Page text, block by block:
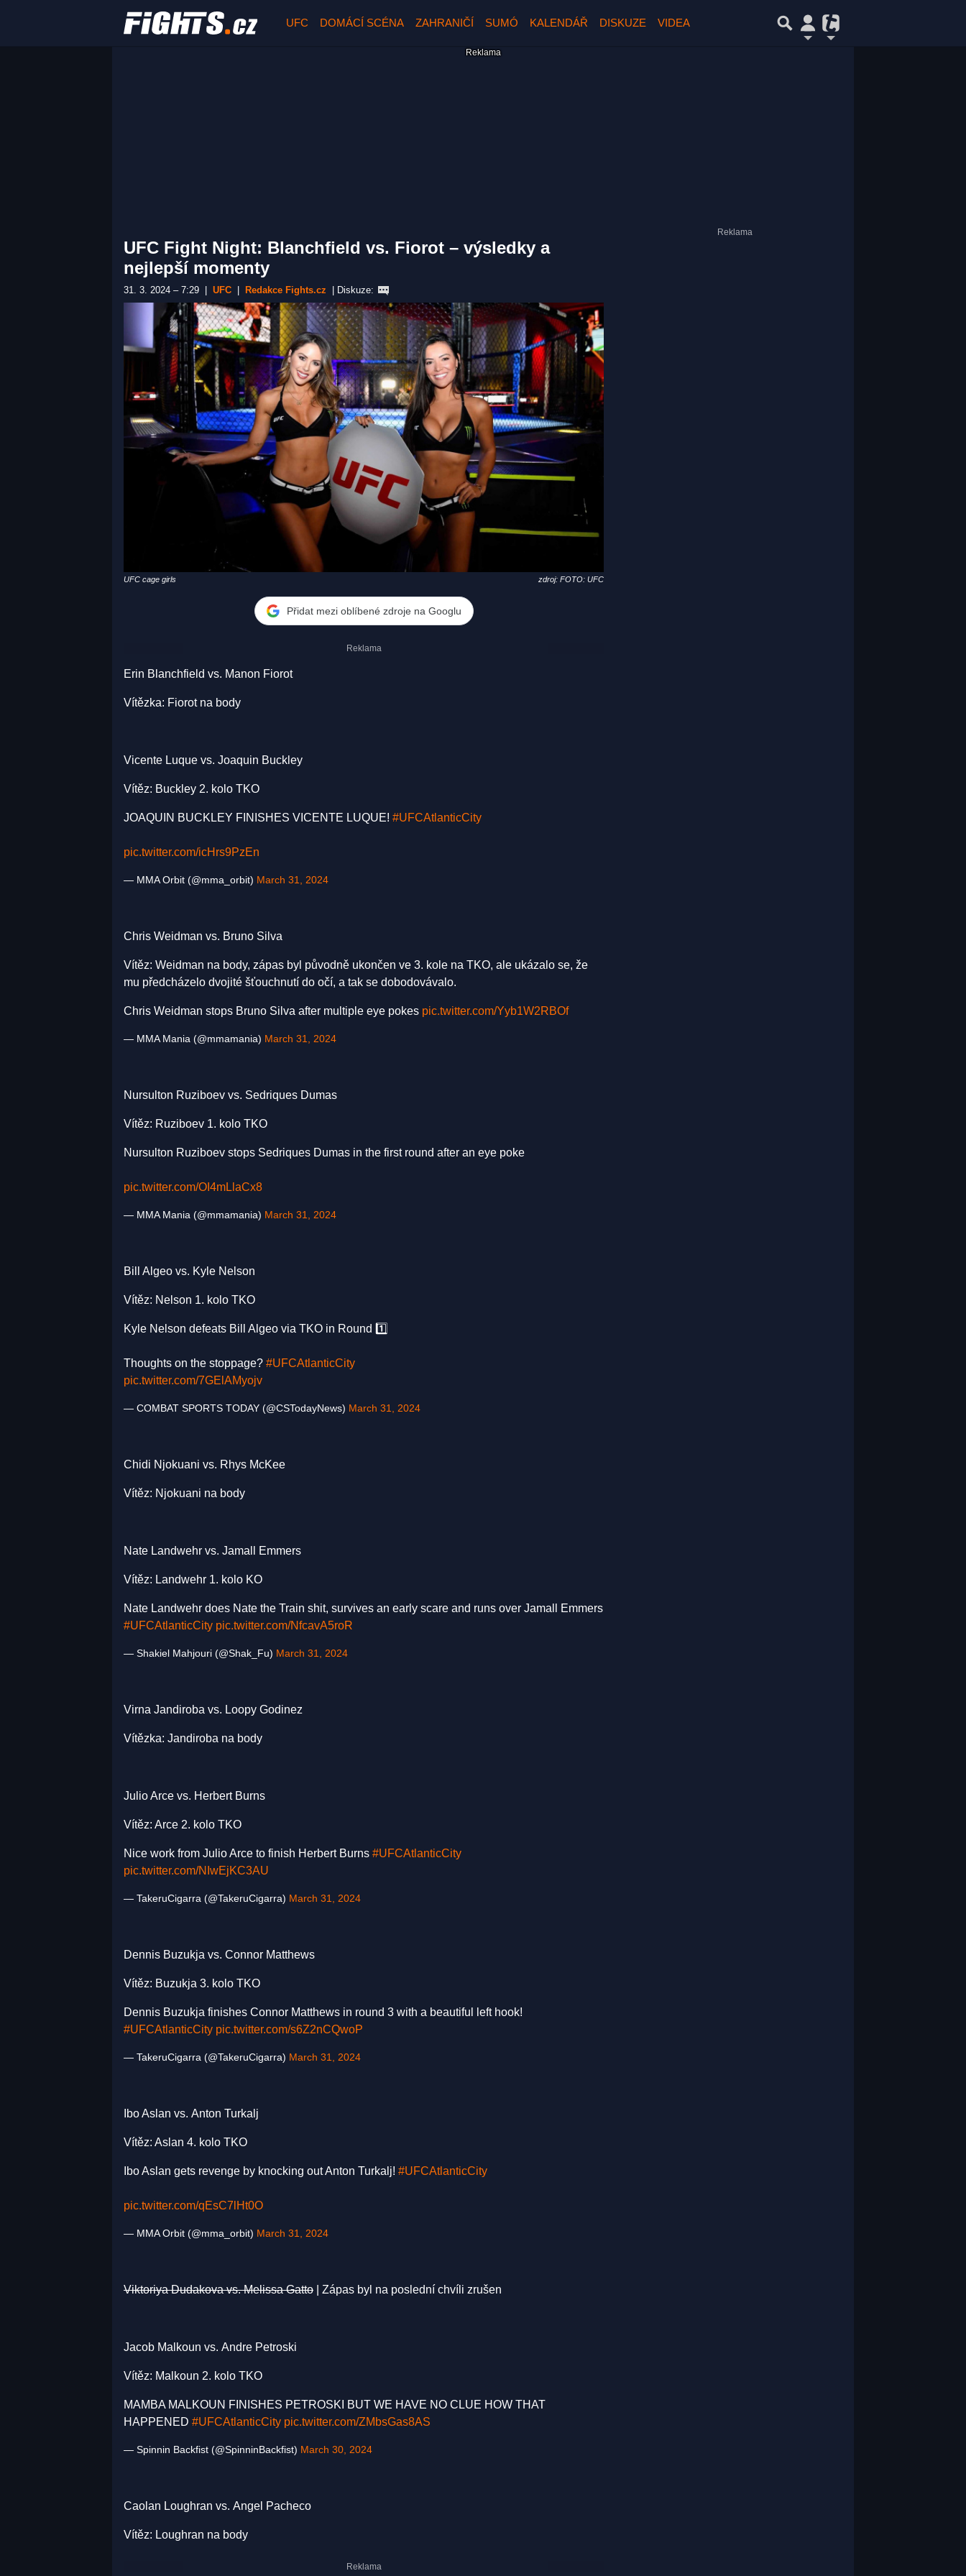
UFC DOMÁCÍ SCÉNA ZAHRANIČÍ SUMÓ KALENDÁŘ DISKUZE VIDEA
UFC Fight Night: Blanchfield vs. Fiorot – výsledky a
nejlepší momenty
31. 3. 2024 – 7:29 UFC Redakce Fights.cz Diskuze:
UFC cage girls zdroj: FOTO: UFC
Přidat mezi oblíbené zdroje na Googlu
Erin Blanchfield vs. Manon Fiorot
Vítězka: Fiorot na body
Vicente Luque vs. Joaquin Buckley
Vítěz: Buckley 2. kolo TKO
JOAQUIN BUCKLEY FINISHES VICENTE LUQUE! #UFCAtlanticCity
pic.twitter.com/icHrs9PzEn
— MMA Orbit (@mma_orbit) March 31, 2024
Chris Weidman vs. Bruno Silva
Vítěz: Weidman na body, zápas byl původně ukončen ve 3. kole na TKO, ale ukázalo se, že
mu předcházelo dvojité šťouchnutí do očí, a tak se dobodovávalo.
Chris Weidman stops Bruno Silva after multiple eye pokes pic.twitter.com/Yyb1W2RBOf
— MMA Mania (@mmamania) March 31, 2024
Nursulton Ruziboev vs. Sedriques Dumas
Vítěz: Ruziboev 1. kolo TKO
Nursulton Ruziboev stops Sedriques Dumas in the first round after an eye poke
pic.twitter.com/OI4mLlaCx8
— MMA Mania (@mmamania) March 31, 2024
Bill Algeo vs. Kyle Nelson
Vítěz: Nelson 1. kolo TKO
Kyle Nelson defeats Bill Algeo via TKO in Round 1️⃣
Thoughts on the stoppage? #UFCAtlanticCity
pic.twitter.com/7GElAMyojv
— COMBAT SPORTS TODAY (@CSTodayNews) March 31, 2024
Chidi Njokuani vs. Rhys McKee
Vítěz: Njokuani na body
Nate Landwehr vs. Jamall Emmers
Vítěz: Landwehr 1. kolo KO
Nate Landwehr does Nate the Train shit, survives an early scare and runs over Jamall Emmers
#UFCAtlanticCity pic.twitter.com/NfcavA5roR
— Shakiel Mahjouri (@Shak_Fu) March 31, 2024
Virna Jandiroba vs. Loopy Godinez
Vítězka: Jandiroba na body
Julio Arce vs. Herbert Burns
Vítěz: Arce 2. kolo TKO
Nice work from Julio Arce to finish Herbert Burns #UFCAtlanticCity
pic.twitter.com/NIwEjKC3AU
— TakeruCigarra (@TakeruCigarra) March 31, 2024
Dennis Buzukja vs. Connor Matthews
Vítěz: Buzukja 3. kolo TKO
Dennis Buzukja finishes Connor Matthews in round 3 with a beautiful left hook!
#UFCAtlanticCity pic.twitter.com/s6Z2nCQwoP
— TakeruCigarra (@TakeruCigarra) March 31, 2024
Ibo Aslan vs. Anton Turkalj
Vítěz: Aslan 4. kolo TKO
Ibo Aslan gets revenge by knocking out Anton Turkalj! #UFCAtlanticCity
pic.twitter.com/qEsC7lHt0O
— MMA Orbit (@mma_orbit) March 31, 2024
Viktoriya Dudakovavs.Melissa Gatto | Zápas byl na poslední chvíli zrušen
Jacob Malkoun vs. Andre Petroski
Vítěz: Malkoun 2. kolo TKO
MAMBA MALKOUN FINISHES PETROSKI BUT WE HAVE NO CLUE HOW THAT
HAPPENED #UFCAtlanticCity pic.twitter.com/ZMbsGas8AS
— Spinnin Backfist (@SpinninBackfist) March 30, 2024
Caolan Loughran vs. Angel Pacheco
Vítěz: Loughran na body